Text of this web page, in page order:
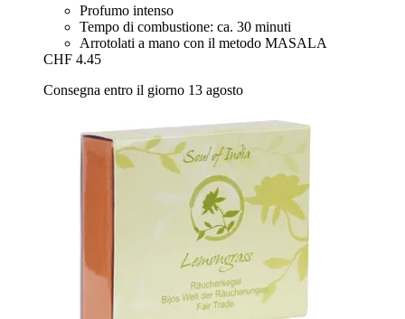
Profumo intenso
Tempo di combustione: ca. 30 minuti
Arrotolati a mano con il metodo MASALA
CHF 4.45
Consegna entro il giorno 13 agosto